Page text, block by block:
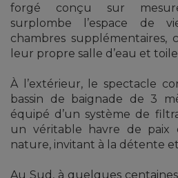
forgé conçu sur
surplombe l’espace de
chambres supplémentaires,
leur propre salle d’eau et
À l’extérieur, le spectacle
bassin de baignade de 3
équipé d’un système de
un véritable havre de paix
nature, invitant à la détente
Au Sud, à quelques